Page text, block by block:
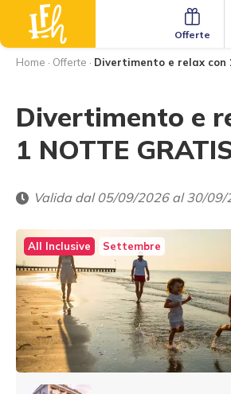
Offerte
Home · Offerte · Divertimento e relax con
Divertimento e
1 NOTTE
Valida dal 05/09/2026 al 30/09/
All Inclusive Settembre